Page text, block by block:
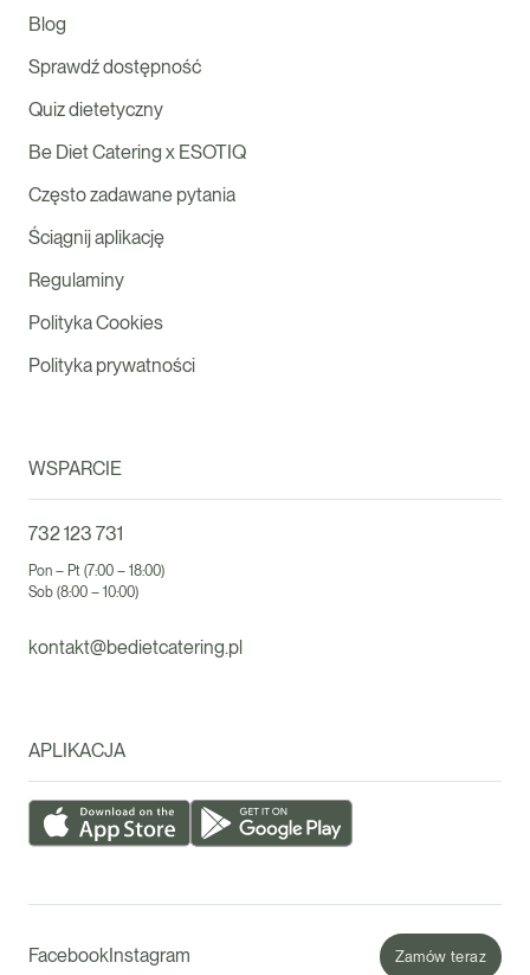
Blog
Sprawdź dostępność
Quiz dietetyczny
Be Diet Catering x ESOTIQ
Często zadawane pytania
Ściągnij aplikację
Regulaminy
Polityka Cookies
Polityka prywatności
WSPARCIE
732 123 731
Pon – Pt (7:00 – 18:00)
Sob (8:00 – 10:00)
kontakt@bedietcatering.pl
APLIKACJA
FacebookInstagram Zamów teraz